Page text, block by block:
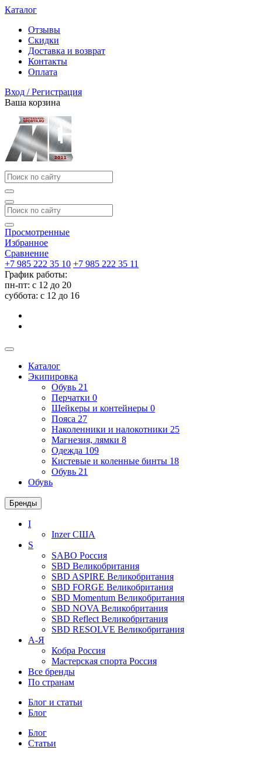
Каталог
Отзывы
Скидки
Доставка и возврат
Контакты
Оплата
Вход / Регистрация
Ваша корзина
Просмотренные
Избранное
Сравнение
+7 985 222 35 10 +7 985 222 35 11
График работы:
пн-пт: с 12 до 20
суббота: c 12 до 16
Каталог
Экипировка
Обувь 21
Перчатки 0
Шейкеры и контейнеры 0
Пояса 27
Наколенники и налокотники 25
Магнезия, лямки 8
Одежда 109
Кистевые и коленные бинты 18
Обувь 21
Обувь
Бренды
I
InzerСША
S
SABO Россия
SBD Великобритания
SBD ASPIRE Великобритания
SBD FORGE Великобритания
SBD Momentum Великобритания
SBD NOVA Великобритания
SBD Reflect Великобритания
SBD RESOLVE Великобритания
А-Я
Кобра Россия
Мастерская спорта Россия
Все бренды
По странам
Блог и статьи
Блог
Блог
Статьи